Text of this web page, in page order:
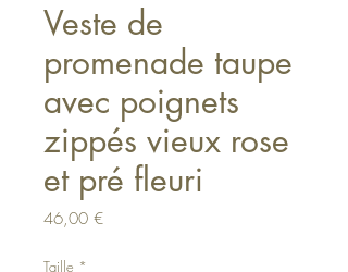
Veste de
promenade taupe
avec poignets
zippés vieux rose
et pré fleuri
46,00 €Prix
Taille *